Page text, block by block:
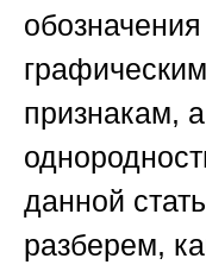
признакам,
данной
разберем,